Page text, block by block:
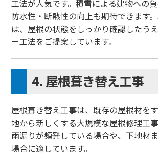
工法が人気です。積雪による建物への負
防水性・断熱性の向上も期待できます
は、屋根の状態をしっかり確認したう
ー工法をご提案しています。
4. 屋根葺き替え工事
屋根葺き替え工事は、既存の屋根材を
地から新しくする大規模な屋根修理工事
雨漏りが頻発している場合や、下地材
場合に適しています。